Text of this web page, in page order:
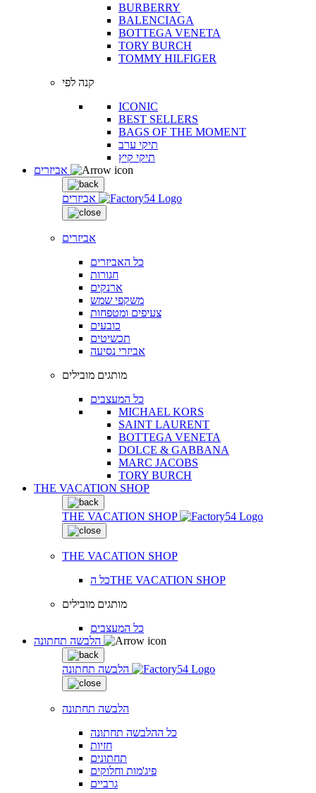
BURBERRY
BALENCIAGA
BOTTEGA VENETA
TORY BURCH
TOMMY HILFIGER
קנה לפי
ICONIC
BEST SELLERS
BAGS OF THE MOMENT
תיקי ערב
תיקי קיץ
אביזרים
אביזרים
כל האביזרים
חגורות
ארנקים
משקפי שמש
צעיפים ומטפחות
כובעים
תכשיטים
אביזרי נסיעה
מותגים מובילים
כל המעצבים
MICHAEL KORS
SAINT LAURENT
BOTTEGA VENETA
DOLCE & GABBANA
MARC JACOBS
TORY BURCH
THE VACATION SHOP
THE VACATION SHOP
THE VACATION SHOP
כל הTHE VACATION SHOP
מותגים מובילים
כל המעצבים
הלבשה תחתונה
הלבשה תחתונה
כל ההלבשה תחתונה
חזיות
תחתונים
פיג'מות וחלוקים
גרביים